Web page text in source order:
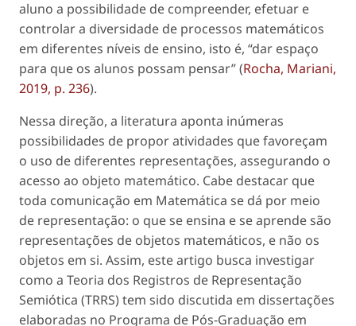
aluno a possibilidade de compreender, efetuar e
controlar a diversidade de processos matemáticos
em diferentes níveis de ensino, isto é, “dar espaço
para que os alunos possam pensar” (Rocha, Mariani,
2019, p. 236).
Nessa direção, a literatura aponta inúmeras
possibilidades de propor atividades que favoreçam
o uso de diferentes representações, assegurando o
acesso ao objeto matemático. Cabe destacar que
toda comunicação em Matemática se dá por meio
de representação: o que se ensina e se aprende são
representações de objetos matemáticos, e não os
objetos em si. Assim, este artigo busca investigar
como a Teoria dos Registros de Representação
Semiótica (TRRS) tem sido discutida em dissertações
elaboradas no Programa de Pós-Graduação em